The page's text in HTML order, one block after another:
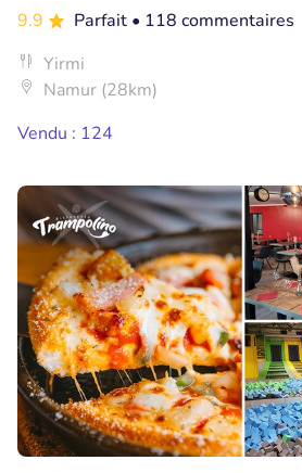
9.9 Parfait • 118 commentaires
Yirmi
Namur (28km)
Vendu : 124